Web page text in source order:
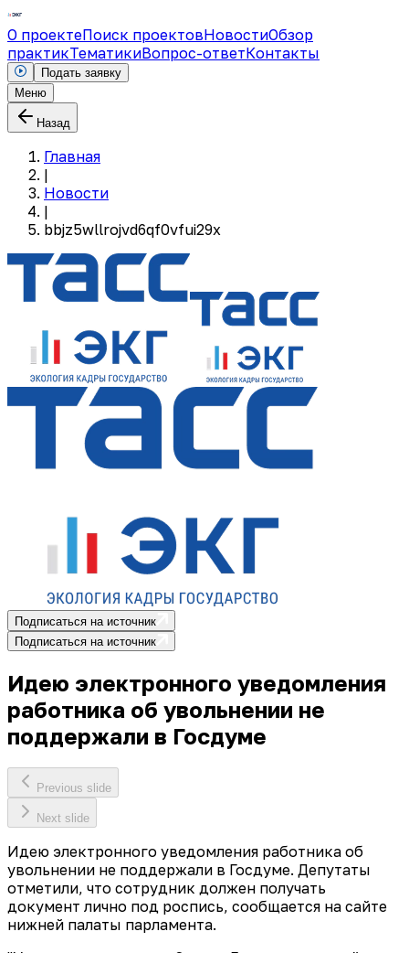
О проектеПоиск проектовНовостиОбзор
практикТематикиВопрос-ответКонтакты
Подать заявку
Меню
Назад
Главная
|
Новости
|
bbjz5wllrojvd6qf0vfui29x
Подписаться на источник
Подписаться на источник
Идею электронного уведомления
работника об увольнении не
поддержали в Госдуме
Previous slide
Next slide
Идею электронного уведомления работника об
увольнении не поддержали в Госдуме. Депутаты
отметили, что сотрудник должен получать
документ лично под роспись, сообщается на сайте
нижней палаты парламента.